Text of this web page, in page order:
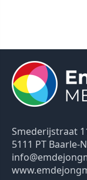
Smederijstraat
5111 PT Baarle-